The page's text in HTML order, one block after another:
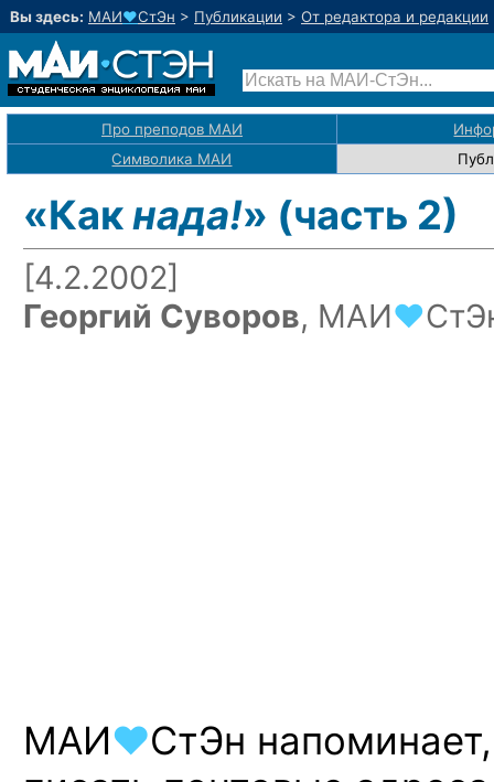
Вы здесь: МАИ♥СтЭн > Публикации > От редактора и редакции
Про преподов МАИ
Символика МАИ
«Какнада!» (часть 2)
[4.2.2002]
Георгий Суворов, МАИ♥
МАИ♥СтЭн